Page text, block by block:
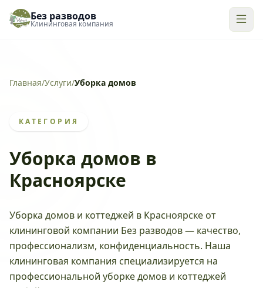
Без разводов
Клининговая компания
Главная/Услуги/Уборка домов
КАТЕГОРИЯ
Уборка домов в
Красноярске
Уборка домов и коттеджей в Красноярске от
клининговой компании Без разводов — качество,
профессионализм, конфиденциальность. Наша
клининговая компания специализируется на
профессиональной уборке домов и коттеджей